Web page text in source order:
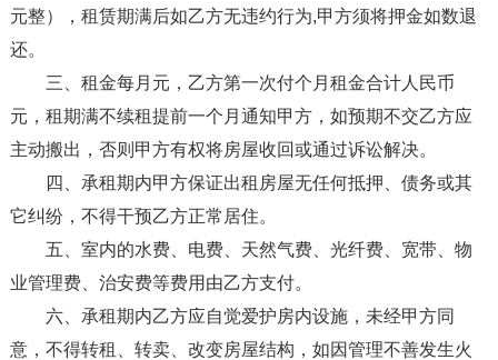
元整），租赁期满后如乙方无违约行为,甲方须将押金如数退
还。
三、租金每月元，乙方第一次付个月租金合计人民币
元，租期满不续租提前一个月通知甲方，如预期不交乙方应
主动搬出，否则甲方有权将房屋收回或通过诉讼解决。
四、承租期内甲方保证出租房屋无任何抵押、债务或其
它纠纷，不得干预乙方正常居住。
五、室内的水费、电费、天然气费、光纤费、宽带、物
业管理费、治安费等费用由乙方支付。
六、承租期内乙方应自觉爱护房内设施，未经甲方同
意，不得转租、转卖、改变房屋结构，如因管理不善发生火